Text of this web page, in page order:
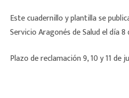
Este cuadernillo y plantilla se
Servicio Aragonés de Salud el día
Plazo de reclamación 9, 10 y 11 de